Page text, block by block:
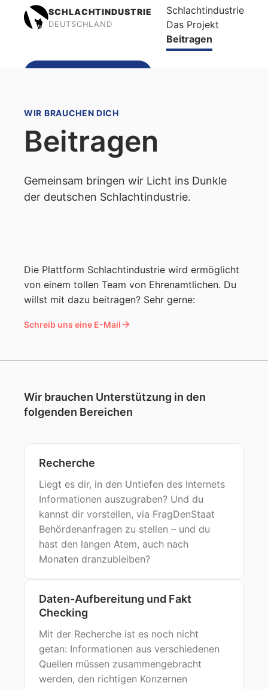
SCHLACHTINDUSTRIE
DEUTSCHLAND
Schlachtindustrie
Das Projekt
Beitragen
WIR BRAUCHEN DICH
Beitragen
Gemeinsam bringen wir Licht ins Dunkle
der deutschen Schlachtindustrie.
Die Plattform Schlachtindustrie wird ermöglicht
von einem tollen Team von Ehrenamtlichen. Du
willst mit dazu beitragen? Sehr gerne:
Schreib uns eine E-Mail
Wir brauchen Unterstützung in den
folgenden Bereichen
Recherche
Liegt es dir, in den Untiefen des Internets
Informationen auszugraben? Und du
kannst dir vorstellen, via FragDenStaat
Behördenanfragen zu stellen – und du
hast den langen Atem, auch nach
Monaten dranzubleiben?
Daten-Aufbereitung und Fakt
Checking
Mit der Recherche ist es noch nicht
getan: Informationen aus verschiedenen
Quellen müssen zusammengebracht
werden, den richtigen Konzernen